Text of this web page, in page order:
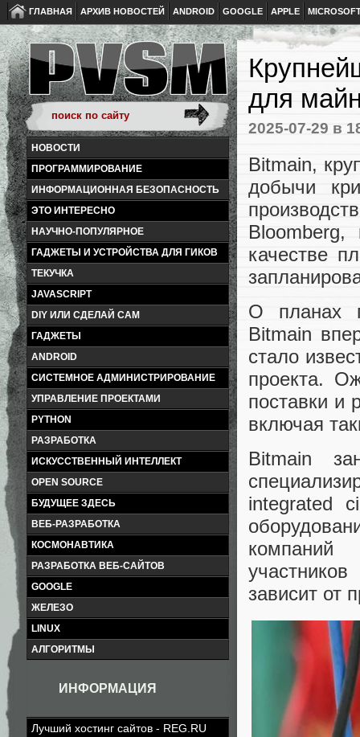
ГЛАВНАЯ АРХИВ НОВОСТЕЙ ANDROID GOOGLE APPLE
НОВОСТИ
ПРОГРАММИРОВАНИЕ
ИНФОРМАЦИОННАЯ БЕЗОПАСНОСТЬ
ЭТО ИНТЕРЕСНО
НАУЧНО-ПОПУЛЯРНОЕ
ГАДЖЕТЫ И УСТРОЙСТВА ДЛЯ ГИКОВ
ТЕКУЧКА
JAVASCRIPT
DIY ИЛИ СДЕЛАЙ САМ
ГАДЖЕТЫ
ANDROID
СИСТЕМНОЕ АДМИНИСТРИРОВАНИЕ
УПРАВЛЕНИЕ ПРОЕКТАМИ
PYTHON
РАЗРАБОТКА
ИСКУССТВЕННЫЙ ИНТЕЛЛЕКТ
OPEN SOURCE
БУДУЩЕЕ ЗДЕСЬ
ВЕБ-РАЗРАБОТКА
КОСМОНАВТИКА
РАЗРАБОТКА ВЕБ-САЙТОВ
GOOGLE
ЖЕЛЕЗО
LINUX
АЛГОРИТМЫ
ИНФОРМАЦИЯ
Лучший хостинг сайтов - REG.RU
для
2025-07-29 в
Bitmain,
добычи
качестве
О планах
Bitmain
стало
проекта.
поставки и
включая
Bitmain
integrated
компаний
зависит от